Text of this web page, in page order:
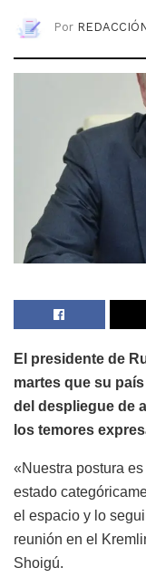
Por
El presidente de
martes que su
del despliegue de
los temores
«Nuestra postura
estado
el espacio y lo
reunión en el
Shoigú.